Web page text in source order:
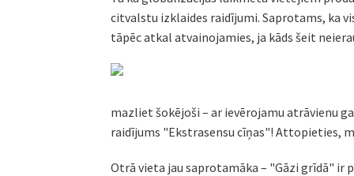
citvalstu izklaides raidījumi. Saprotams, ka
tāpēc atkal atvainojamies, ja kāds šeit
mazliet šokējoši – ar ievērojamu atrāvienu
raidījums "Ekstrasensu cīņas"! Attopieties,
Otrā vieta jau saprotamāka – "Gāzi grīdā" ir